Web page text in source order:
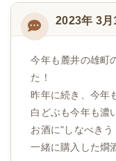
2023年 3月
今年も麓井の雄町
た！
昨年に続き、今年
白どぶも今年も濃
お酒に"しなべきう
一緒に購入した燗